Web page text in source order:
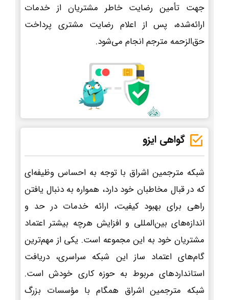
جهت تأمین رضایت خاطر مشتریان از خدمات
ارائه‌شده، پس از اعلام رضایت مشتری پرداخت
حق‌الزحمه مترجم انجام می‌شود.
گواهی ایزو
شبکه مترجمین اشراق با توجه به احساس وظیفه‌ای
که در قبال مخاطبان خود دارد، همواره به دنبال یافتن
راهی برای بهبود کیفیت، ارائه خدمات در حد و
اندازه‌های بین‌المللی و افزایش هرچه بیشتر اعتماد
مشتریان خود به این مجموعه است. یکی از مهم‌ترین
گام‌های اعتماد ساز این شبکه سراسری، دریافت
استانداردهای مربوط به حوزه کاری خودش است.
شبکه مترجمین اشراق همگام با مؤسسات بزرگ